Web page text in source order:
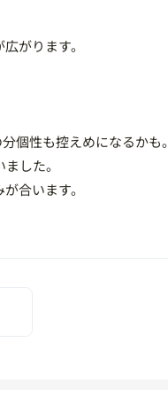
がります。
個性も控えめになるかも。
した。
合います。